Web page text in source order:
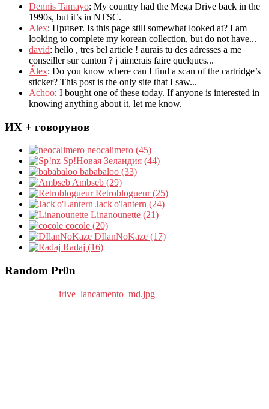
Dennis Tamayo: My country had the Mega Drive back in the
1990s, but it’s in NTSC.
Alex: Привет. Is this page still somewhat looked at? I am
looking to complete my korean collection, but do not have...
david: hello , tres bel article ! aurais tu des adresses a me
conseiller sur canton ? j aimerais faire quelques...
Álex: Do you know where can I find a scan of the cartridge’s
sticker? This post is the only site that I saw...
Achoo: I bought one of these today. If anyone is interested in
knowing anything about it, let me know.
ИХ + говорунов
neocalimero (45)
Sp!Новая Зеландия (44)
bababaloo (33)
Ambseb (29)
Retroblogueur (25)
Jack'o'lantern (24)
Linanounette (21)
cocole (20)
DIlanNoKaze (17)
Radaj (16)
Random Pr0n